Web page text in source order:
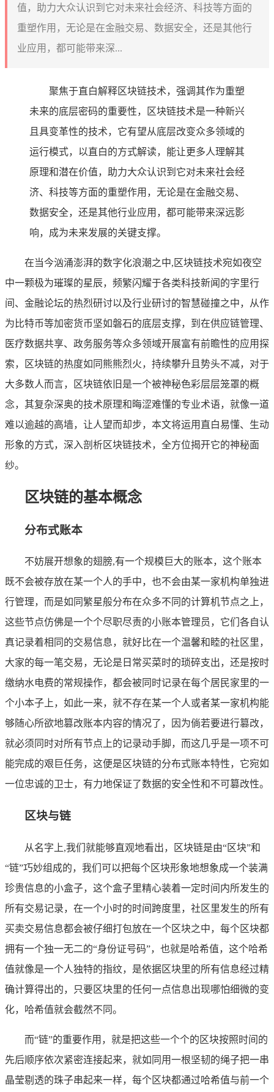
值，助力大众认识到它对未来社会经济、科技等方面的
重塑作用，无论是在金融交易、数据安全，还是其他行
业应用，都可能带来深...
聚焦于直白解释区块链技术，强调其作为重塑
未来的底层密码的重要性，区块链技术是一种新兴
且具变革性的技术，它有望从底层改变众多领域的
运行模式，以直白的方式解读，能让更多人理解其
原理和潜在价值，助力大众认识到它对未来社会经
济、科技等方面的重塑作用，无论是在金融交易、
数据安全，还是其他行业应用，都可能带来深远影
响，成为未来发展的关键支撑。
在当今汹涌澎湃的数字化浪潮之中,区块链技术宛如夜空
中一颗极为璀璨的星辰，频繁闪耀于各类科技新闻的字里行
间、金融论坛的热烈研讨以及行业研讨的智慧碰撞之中，从作
为比特币等加密货币坚如磐石的底层支撑，到在供应链管理、
医疗数据共享、政务服务等众多领域开展富有前瞻性的应用探
索，区块链的热度如同熊熊烈火，持续攀升且势头不减，对于
大多数人而言，区块链依旧是一个被神秘色彩层层笼罩的概
念，其复杂深奥的技术原理和晦涩难懂的专业术语，就像一道
难以逾越的高墙，让人望而却步，本文将运用直白易懂、生动
形象的方式，深入剖析区块链技术，全方位揭开它的神秘面
纱。
区块链的基本概念
分布式账本
不妨展开想象的翅膀,有一个规模巨大的账本，这个账本
既不会被存放在某一个人的手中，也不会由某一家机构单独进
行管理，而是如同繁星般分布在众多不同的计算机节点之上，
这些节点仿佛是一个个尽职尽责的小账本管理员，它们各自认
真记录着相同的交易信息，就好比在一个温馨和睦的社区里，
大家的每一笔交易，无论是日常买菜时的琐碎支出，还是按时
缴纳水电费的常规操作，都会被同时记录在每个居民家里的一
个小本子上，如此一来，就不存在某一个人或者某一家机构能
够随心所欲地篡改账本内容的情况了，因为倘若要进行篡改，
就必须同时对所有节点上的记录动手脚，而这几乎是一项不可
能完成的艰巨任务，这便是区块链的分布式账本特性，它宛如
一位忠诚的卫士，有力地保证了数据的安全性和不可篡改性。
区块与链
从名字上,我们就能够直观地看出，区块链是由“区块”和
“链”巧妙组成的，我们可以把每个区块形象地想象成一个装满
珍贵信息的小盒子，这个盒子里精心装着一定时间内所发生的
所有交易记录，在一个小时的时间跨度里，社区里发生的所有
买卖交易信息都会被仔细打包放在一个区块之中，每个区块都
拥有一个独一无二的“身份证号码”，也就是哈希值，这个哈希
值就像是一个人独特的指纹，是依据区块里的所有信息经过精
确计算得出的，只要区块里的任何一点信息出现哪怕细微的变
化，哈希值就会截然不同。
而“链”的重要作用，就是把这些一个个的区块按照时间的
先后顺序依次紧密连接起来，就如同用一根坚韧的绳子把一串
晶莹剔透的珠子串起来一样，每个区块都通过哈希值与前一个